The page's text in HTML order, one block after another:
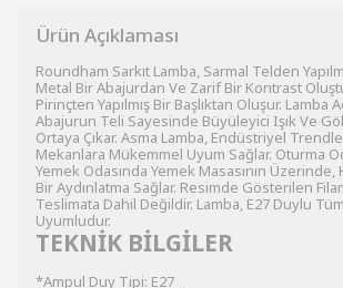
Ürün Açıklaması
Roundham Sarkıt Lamba, Sarmal Telden
Metal Bir Abajurdan Ve Zarif Bir Kontrast
Pirinçten Yapılmış Bir Başlıktan Oluşur. Lamba
Abajurun Teli Sayesinde Büyüleyici Işık Ve
Ortaya Çıkar. Asma Lamba, Endüstriyel
Mekanlara Mükemmel Uyum Sağlar. Oturma
Yemek Odasında Yemek Masasının
Bir Aydınlatma Sağlar. Resimde Gösterilen
Teslimata Dahil Değildir. Lamba, E27 Duylu
Uyumludur.
TEKNİK BİLGİLER
*Ampul Duy Tipi: E27